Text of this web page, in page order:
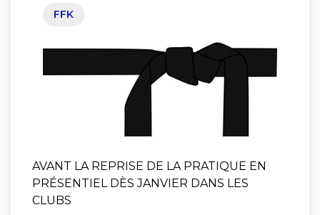
FFK
AVANT LA REPRISE DE LA PRATIQUE EN
PRÉSENTIEL DÈS JANVIER DANS LES
CLUBS